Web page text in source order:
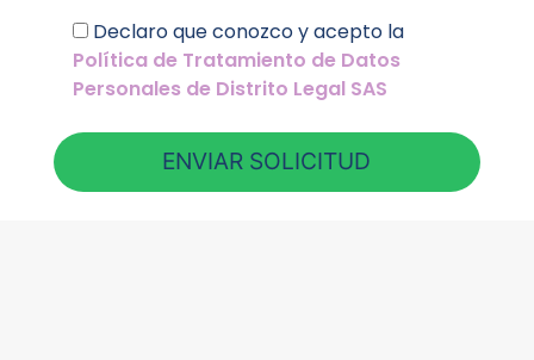
Declaro que conozco y acepto la
Política de Tratamiento de Datos
Personales de Distrito Legal SAS